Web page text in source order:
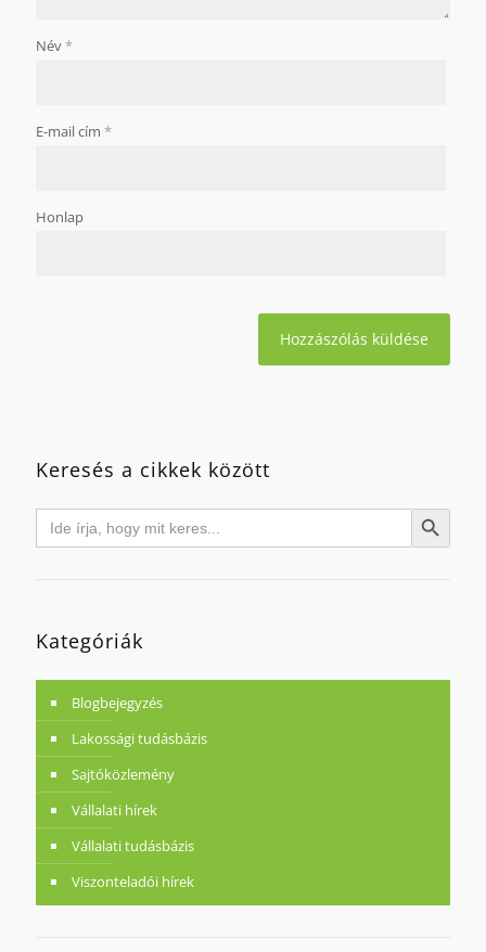
Név*
E-mail cím *
Honlap
Keresés a cikkek között
Search
for: Search Button
Kategóriák
Blogbejegyzés
Lakossági tudásbázis
Sajtóközlemény
Vállalati hírek
Vállalati tudásbázis
Viszonteladói hírek